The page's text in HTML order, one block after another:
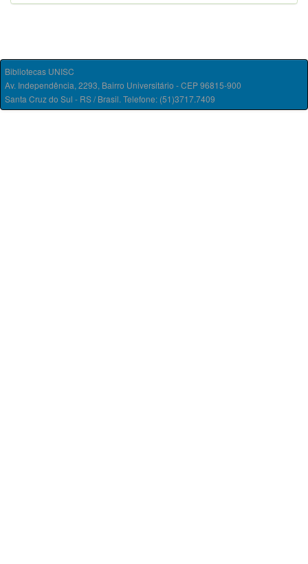
Bibliotecas UNISC
Av. Independência, 2293, Bairro Universitário - CEP 96815-900
Santa Cruz do Sul - RS / Brasil. Telefone: (51)3717.7409